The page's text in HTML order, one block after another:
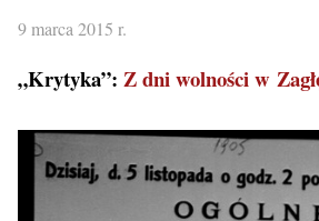
9 marca 2015 r.
„Krytyka”: Z dni wolności w